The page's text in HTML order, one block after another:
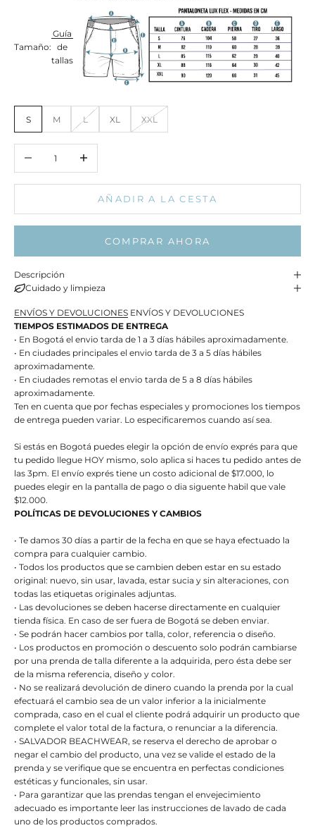
Tamaño:
Guía
de
tallas
S M L XL XXL
AÑADIR A LA CESTA
COMPRAR AHORA
Descripción
Cuidado y limpieza
ENVÍOS Y DEVOLUCIONES ENVÍOS Y DEVOLUCIONES
TIEMPOS ESTIMADOS DE ENTREGA
• En Bogotá el envio tarda de 1 a 3 días hábiles aproximadamente.
• En ciudades principales el envio tarda de 3 a 5 días hábiles
aproximadamente.
• En ciudades remotas el envio tarda de 5 a 8 días hábiles
aproximadamente.
Ten en cuenta que por fechas especiales y promociones los tiempos
de entrega pueden variar. Lo especificaremos cuando así sea.
Si estás en Bogotá puedes elegir la opción de envío exprés para que
tu pedido llegue HOY mismo, solo aplica si haces tu pedido antes de
las 3pm. El envío exprés tiene un costo adicional de $17.000, lo
puedes elegir en la pantalla de pago o dia siguente habil que vale
$12.000.
POLÍTICAS DE DEVOLUCIONES Y CAMBIOS
• Te damos 30 días a partir de la fecha en que se haya efectuado la
compra para cualquier cambio.
• Todos los productos que se cambien deben estar en su estado
original: nuevo, sin usar, lavada, estar sucia y sin alteraciones, con
todas las etiquetas originales adjuntas.
• Las devoluciones se deben hacerse directamente en cualquier
tienda física. En caso de ser fuera de Bogotá se deben enviar.
• Se podrán hacer cambios por talla, color, referencia o diseño.
• Los productos en promoción o descuento solo podrán cambiarse
por una prenda de talla diferente a la adquirida, pero ésta debe ser
de la misma referencia, diseño y color.
• No se realizará devolución de dinero cuando la prenda por la cual
efectuará el cambio sea de un valor inferior a la inicialmente
comprada, caso en el cual el cliente podrá adquirir un producto que
complete el valor total de la factura, o renunciar a la diferencia.
• SALVADOR BEACHWEAR, se reserva el derecho de aprobar o
negar el cambio del producto, una vez se valide el estado de la
prenda y se verifique que se encuentra en perfectas condiciones
estéticas y funcionales, sin usar.
• Para garantizar que las prendas tengan el envejecimiento
adecuado es importante leer las instrucciones de lavado de cada
uno de los productos comprados.